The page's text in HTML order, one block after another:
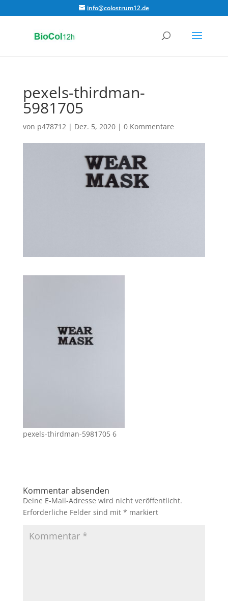
info@colostrum12.de
pexels-thirdman-
5981705
von p478712| Dez. 5, 2020| 0 Kommentare
pexels-thirdman-5981705 6
Kommentar absenden
Deine E-Mail-Adresse wird nicht veröffentlicht.
Erforderliche Felder sind mit * markiert